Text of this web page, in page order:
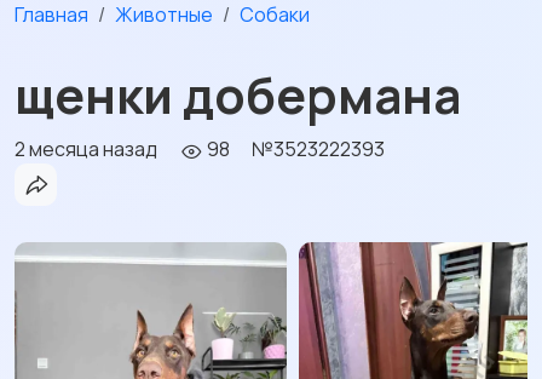
Главная Животные Собаки
щенки добермана
2 месяца назад 98 №3523222393